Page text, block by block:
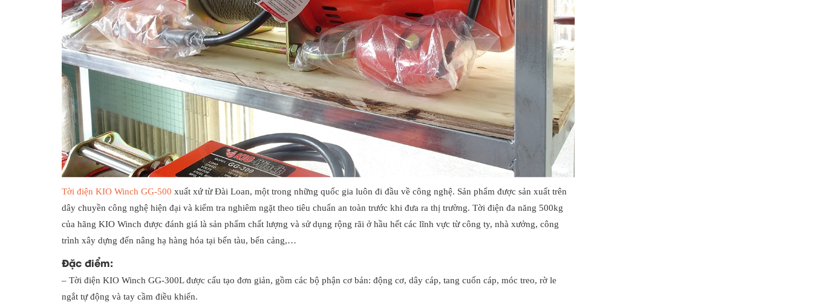
Tời điện KIO Winch GG-500 xuất xứ từ Đài Loan, một trong những quốc gia luôn đi đầu về công nghệ. Sản phẩm được sản xuất trên
dây chuyền công nghệ hiện đại và kiểm tra nghiêm ngặt theo tiêu chuẩn an toàn trước khi đưa ra thị trường. Tời điện đa năng 500kg
của hãng KIO Winch được đánh giá là sản phẩm chất lượng và sử dụng rộng rãi ở hầu hết các lĩnh vực từ công ty, nhà xưởng, công
trình xây dựng đến nâng hạ hàng hóa tại bến tàu, bến cảng,…
Đặc điểm:
– Tời điện KIO Winch GG-300L được cấu tạo đơn giản, gồm các bộ phận cơ bản: động cơ, dây cáp, tang cuốn cáp, móc treo, rờ le
ngắt tự động và tay cầm điều khiển.